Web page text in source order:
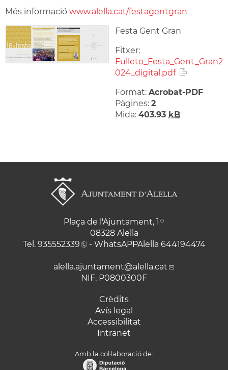
Més informació www.alella.cat/festagentgran
Festa Gent Gran
Fitxer:
Fulleto_Festa_Gent_Gran2
024_digital.pdf
Format: Acrobat-PDF
Pàgines: 2
Mida: 403.93 kB
Plaça de l'Ajuntament, 1
08328 Alella
Tel. 935552339 - WhatsAPPAlella 644194474
alella.ajuntament@alella.cat
NIF. P0800300F
Crèdits
Avís legal
Accessibilitat
Intranet
Amb la col·laboració de: